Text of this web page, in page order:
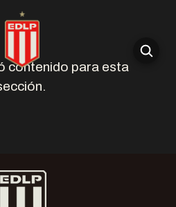
contenido para esta